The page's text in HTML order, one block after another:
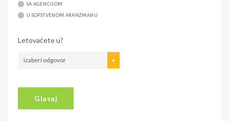
SA AGENCIJOM
U SOPSTVENOM ARANŽMANU
Letovaćete u?
izaberi odgovor
Glasaj